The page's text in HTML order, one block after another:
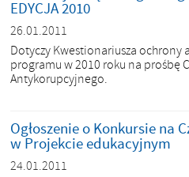
EDYCJA 2010
26.01.2011
Dotyczy Kwestionariusza ochrony
programu w 2010 roku na prośbę
Antykorupcyjnego.
Ogłoszenie o Konkursie na
w Projekcie edukacyjnym
24.01.2011